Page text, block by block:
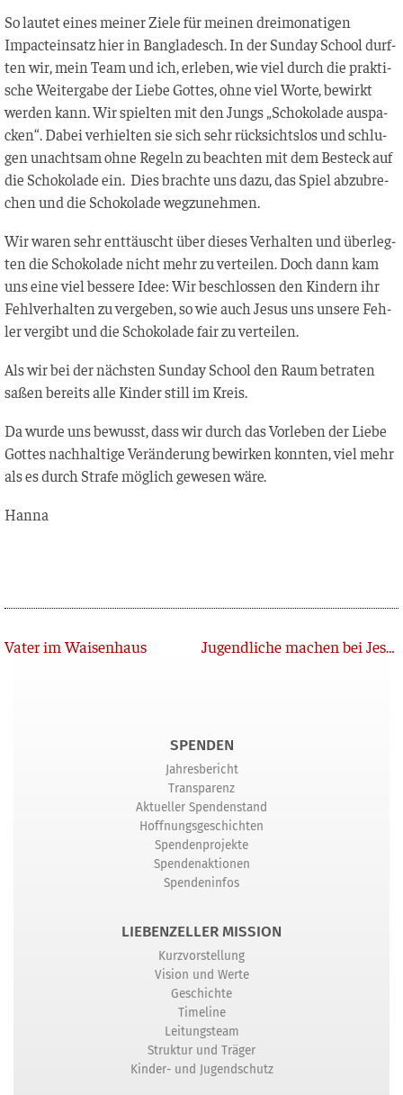
So lau­tet eines mei­ner Zie­le für mei­nen drei­mo­na­ti­gen
Impactein­satz hier in Ban­gla­desch. In der Sun­day School durf­
ten wir, mein Team und ich, erle­ben, wie viel durch die prak­ti­
sche Wei­ter­ga­be der Lie­be Got­tes, ohne viel Wor­te, bewirkt
wer­den kann. Wir spiel­ten mit den Jungs „Scho­ko­la­de aus­pa­
cken“. Dabei ver­hiel­ten sie sich sehr rück­sichts­los und schlu­
gen unacht­sam ohne Regeln zu beach­ten mit dem Besteck auf
die Scho­ko­la­de ein. Dies brach­te uns dazu, das Spiel abzu­bre­
chen und die Scho­ko­la­de wegzunehmen.
Wir waren sehr ent­täuscht über die­ses Ver­hal­ten und über­leg­
ten die Scho­ko­la­de nicht mehr zu ver­tei­len. Doch dann kam
uns eine viel bes­se­re Idee: Wir beschlos­sen den Kin­dern ihr
Fehl­ver­hal­ten zu ver­ge­ben, so wie auch Jesus uns unse­re Feh­
ler ver­gibt und die Scho­ko­la­de fair zu verteilen.
Als wir bei der nächs­ten Sun­day School den Raum betra­ten
saßen bereits alle Kin­der still im Kreis.
Da wur­de uns bewusst, dass wir durch das Vor­le­ben der Lie­be
Got­tes nach­hal­ti­ge Ver­än­de­rung bewir­ken konn­ten, viel mehr
als es durch Stra­fe mög­lich gewe­sen wäre.
Han­na
Zurück
Vater im Waisenhaus Jugendliche machen bei JesusHouse einen Start in ein neues Leben
SPENDEN
Jahresbericht
Transparenz
Aktueller Spendenstand
Hoffnungsgeschichten
Spendenprojekte
Spendenaktionen
Spendeninfos
LIEBENZELLER MISSION
Kurzvorstellung
Vision und Werte
Geschichte
Timeline
Leitungsteam
Struktur und Träger
Kinder- und Jugendschutz